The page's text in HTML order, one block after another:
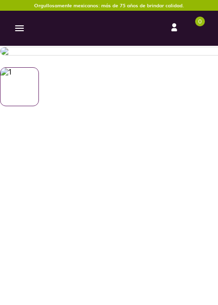
Orgullosamente mexicanos: más de 75 años de brindar calidad.
0